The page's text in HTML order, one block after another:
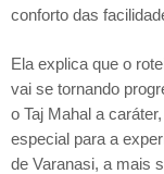
conforto das
Ela explica que o
vai se tornando
o Taj Mahal a
especial para a
de Varanasi, a mais